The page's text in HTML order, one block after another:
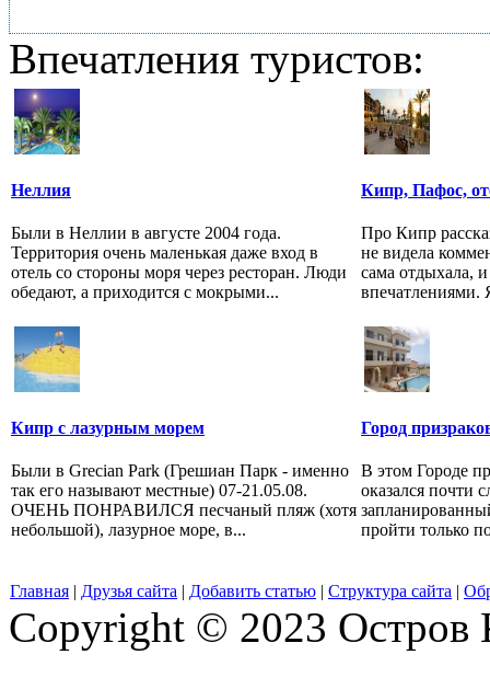
Впечатления туристов:
Неллия
Были в Неллии в августе 2004 года.
Территория очень маленькая даже вход в
отель со стороны моря через ресторан. Люди
обедают, а приходится с мокрыми...
Кипр, Пафос,
Про Кипр
не видела
сама отдыхала,
впечатлениями.
Кипр с лазурным морем
Были в Grecian Park (Грешиан Парк - именно
так его называют местные) 07-21.05.08.
ОЧЕНЬ ПОНРАВИЛСЯ песчаный пляж (хотя
небольшой), лазурное море, в...
Город
В этом Городе
оказался почти
пройти только
Главная | Друзья сайта | Добавить статью | Структура сайта |
Copyright © 2023 Остров